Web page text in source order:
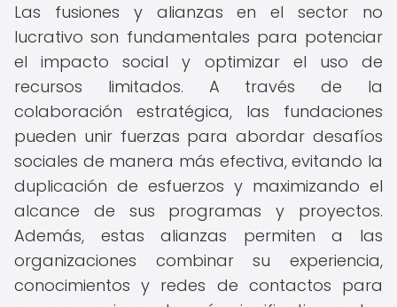
Las fusiones y alianzas en el sector no
lucrativo son fundamentales para potenciar
el impacto social y optimizar el uso de
recursos limitados. A través de la
colaboración estratégica, las fundaciones
pueden unir fuerzas para abordar desafíos
sociales de manera más efectiva, evitando la
duplicación de esfuerzos y maximizando el
alcance de sus programas y proyectos.
Además, estas alianzas permiten a las
organizaciones combinar su experiencia,
conocimientos y redes de contactos para